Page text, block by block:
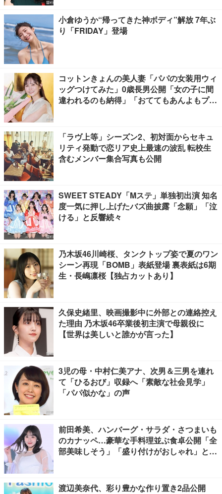
小倉ゆうか“帰ってきた神ボディ”解放 7年ぶ
り「FRIDAY」登場
コットンきょんの美人妻「パパの女装用ウィ
ッグつけてみた」0歳長男公開「女の子に間
違われるのも納得」「おててもあんよもプリ
「ラヴ上等」シーズン2、初対面からセキュ
リティ発動で恋リア史上最速の波乱 転校生
含むメンバー集合写真も公開
SWEET STEADY「Mステ」単独初出演 知名
度一気に押し上げたバズ曲披露「念願」「泣
ける」と反響続々
乃木坂46川崎桜、タンクトップ姿で夏のワン
シーン再現「BOMB」表紙登場 裏表紙は6期
生・長嶋凛桜【独占カットあり】
久保史緒里、映画撮影中に外部との連絡控え
た理由 乃木坂46卒業後初主演で母親役に
【世界は美しいと誰かが言った】
3児の母・中村仁美アナ、次男＆三男を連れ
て「ひるおび」収録へ「素敵な社会見学」
「パパ似かな」の声
前田希美、ハンバーグ・サラダ・さつまいも
のカナッペ…豪華な手料理並ぶ食卓公開「全
部美味しそう」「盛り付けがおしゃれ」と絶
渡辺美奈代、彩り豊かな作り置き2品公開